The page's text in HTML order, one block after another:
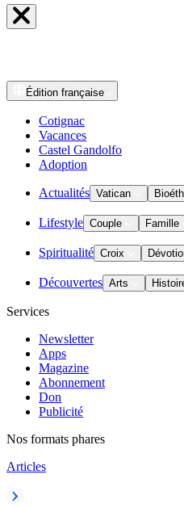
Édition française
Cotignac
Vacances
Castel Gandolfo
Adoption
Actualités Vatican
Lifestyle Couple Famille
Spiritualité Croix
Découvertes Arts
Services
Newsletter
Apps
Magazine
Abonnement
Don
Publicité
Nos formats phares
Articles